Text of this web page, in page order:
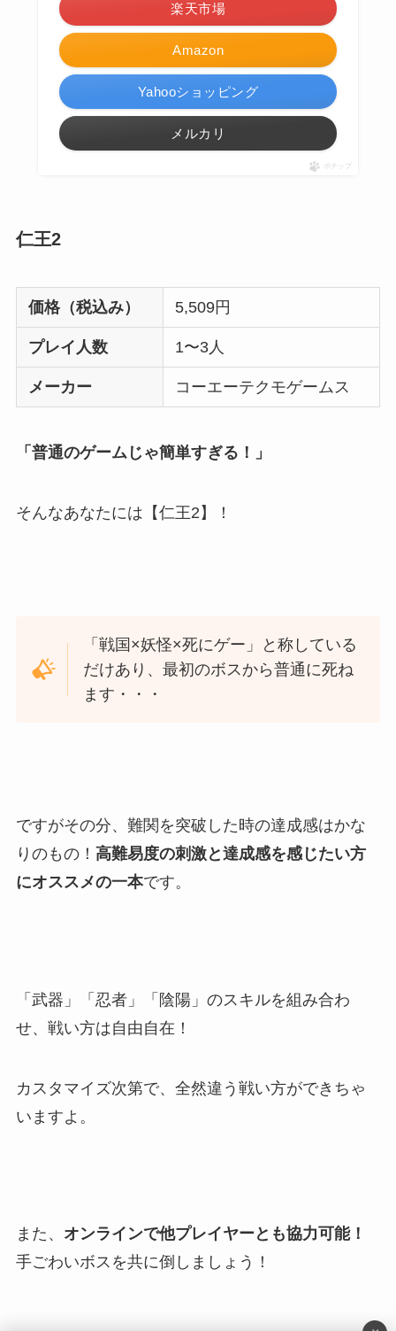
Amazon
楽天市場
Yahooショッピング
メルカリ
ポチップ
仁王2
価格（税込み） 5,509円
プレイ人数 1〜3人
メーカー コーエーテクモゲームス
「普通のゲームじゃ簡単すぎる！」
そんなあなたには【仁王2】！
「戦国×妖怪×死にゲー」と称している
だけあり、最初のボスから普通に死ね
ます・・・
ですがその分、難関を突破した時の達成感はかな
りのもの！ 高難易度の刺激と達成感を感じたい方
にオススメの一本です。
「武器」「忍者」「陰陽」のスキルを組み合わ
せ、戦い方は自由自在！
カスタマイズ次第で、全然違う戦い方ができちゃ
いますよ。
また、 オンラインで他プレイヤーとも協力可能！
手ごわいボスを共に倒しましょう！